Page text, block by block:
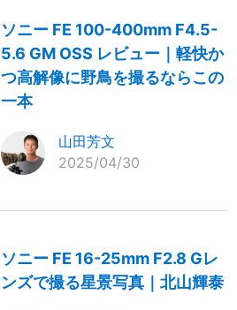
ソニー FE 100-400mm F4.5-
5.6 GM OSS レビュー｜軽快か
つ高解像に野鳥を撮るならこの
一本
山田芳文
2025/04/30
ソニー FE 16-25mm F2.8 Gレ
ンズで撮る星景写真｜北山輝泰